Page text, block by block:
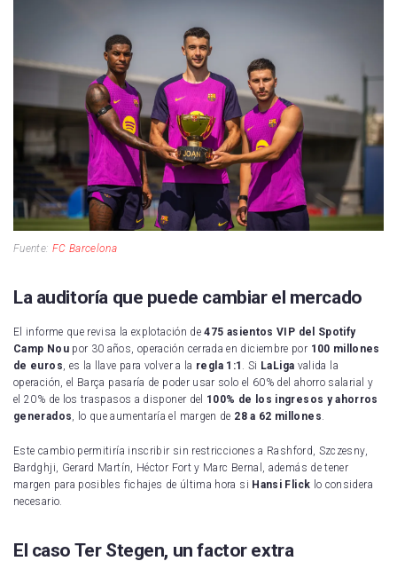
Fuente: FC Barcelona
La auditoría que puede cambiar el mercado
El informe que revisa la explotación de475 asientos VIP del Spotify
Camp Noupor 30 años, operación cerrada en diciembre por 100 millones
de euros , es la llave para volver a la regla 1:1 . Si LaLiga valida la
operación, el Barça pasaría de poder usar solo el 60% del ahorro salarial y
el 20% de los traspasos a disponer del 100% de los ingresos y ahorros
generados , lo que aumentaría el margen de 28 a 62 millones
Este cambio permitiría inscribir sin restricciones a Rashford, Szczesny,
Bardghji, Gerard Martín, Héctor Fort y Marc Bernal, además de tener
margen para posibles fichajes de última hora si Hansi Flick lo considera
necesario.
El caso Ter Stegen, un factor extra